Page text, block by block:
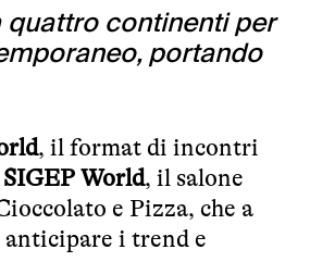
continenti per
portando
, il format di incontri
SIGEP World, il salone
e Pizza, che a
anticipare i trend e